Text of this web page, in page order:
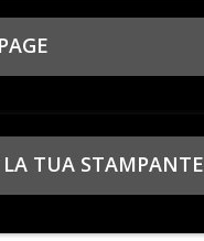
LA TUA STAMPANTE